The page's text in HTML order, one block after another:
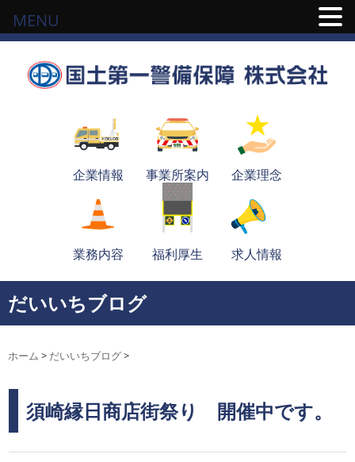
企業情報 事業所案内 企業理念
業務内容 福利厚生 求人情報
だいいちブログ
ホーム > だいいちブログ>
須崎縁日商店街祭り 開催中です。
MENU